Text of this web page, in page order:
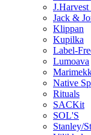
Jack &
Klippan
Kupilka
Label-
Lumoava
Native
Rituals
SACKit
SOL'S
Stanley/